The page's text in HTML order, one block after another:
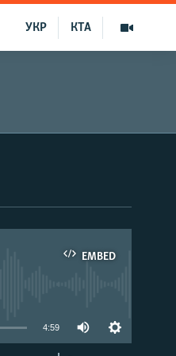
КТА
УКР
EMBED
4:59